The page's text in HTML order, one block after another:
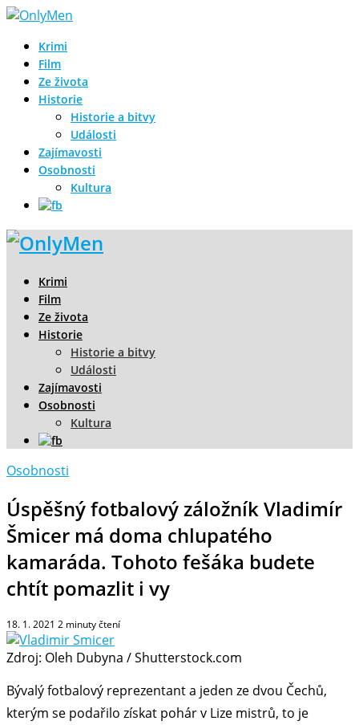
Krimi
Film
Ze života
Historie
Historie a bitvy
Události
Zajímavosti
Osobnosti
Kultura
Krimi
Film
Ze života
Historie
Historie a bitvy
Události
Zajímavosti
Osobnosti
Kultura
Osobnosti
Úspěšný fotbalový záložník Vladimír
Šmicer má doma chlupatého
kamaráda. Tohoto fešáka budete
chtít pomazlit i vy
18. 1. 2021 2 minuty čtení
Zdroj: Oleh Dubyna / Shutterstock.com
Bývalý fotbalový reprezentant a jeden ze dvou Čechů,
kterým se podařilo získat pohár v Lize mistrů, to je